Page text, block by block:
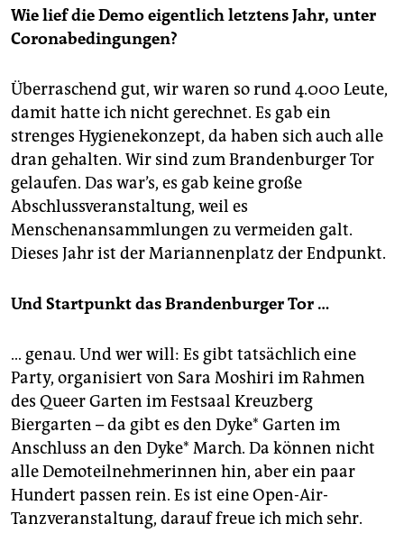
Wie lief die Demo eigentlich letztens Jahr, unter
Coronabedingungen?
Überraschend gut, wir waren so rund 4.000 Leute,
damit hatte ich nicht gerechnet. Es gab ein
strenges Hygienekonzept, da haben sich auch alle
dran gehalten. Wir sind zum Brandenburger Tor
gelaufen. Das war’s, es gab keine große
Abschlussveranstaltung, weil es
Menschenansammlungen zu vermeiden galt.
Dieses Jahr ist der Mariannenplatz der Endpunkt.
Und Startpunkt das Brandenburger Tor …
… genau. Und wer will: Es gibt tatsächlich eine
Party, organisiert von Sara Moshiri im Rahmen
des Queer Garten im Festsaal Kreuzberg
Biergarten – da gibt es den Dyke* Garten im
Anschluss an den Dyke* March. Da können nicht
alle Demoteilnehmerinnen hin, aber ein paar
Hundert passen rein. Es ist eine Open-Air-
Tanzveranstaltung, darauf freue ich mich sehr.